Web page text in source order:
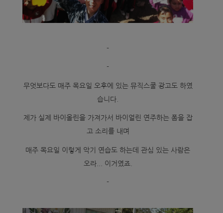
-
-
무엇보다도 매주 목요일 오후에 있는 뮤직스쿨 광고도 하였
습니다.
제가 실제 바이올린을 가져가서 바이얼린 연주하는 폼을 잡
고 소리를 내며
매주 목요일 이렇게 악기 연습도 하는데 관심 있는 사람은
오라... 이거였죠.
-